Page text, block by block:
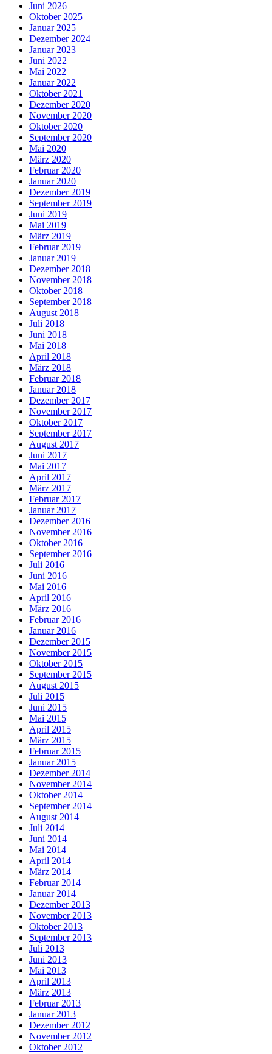
Juni 2026
Oktober 2025
Januar 2025
Dezember 2024
Januar 2023
Juni 2022
Mai 2022
Januar 2022
Oktober 2021
Dezember 2020
November 2020
Oktober 2020
September 2020
Mai 2020
März 2020
Februar 2020
Januar 2020
Dezember 2019
September 2019
Juni 2019
Mai 2019
März 2019
Februar 2019
Januar 2019
Dezember 2018
November 2018
Oktober 2018
September 2018
August 2018
Juli 2018
Juni 2018
Mai 2018
April 2018
März 2018
Februar 2018
Januar 2018
Dezember 2017
November 2017
Oktober 2017
September 2017
August 2017
Juni 2017
Mai 2017
April 2017
März 2017
Februar 2017
Januar 2017
Dezember 2016
November 2016
Oktober 2016
September 2016
Juli 2016
Juni 2016
Mai 2016
April 2016
März 2016
Februar 2016
Januar 2016
Dezember 2015
November 2015
Oktober 2015
September 2015
August 2015
Juli 2015
Juni 2015
Mai 2015
April 2015
März 2015
Februar 2015
Januar 2015
Dezember 2014
November 2014
Oktober 2014
September 2014
August 2014
Juli 2014
Juni 2014
Mai 2014
April 2014
März 2014
Februar 2014
Januar 2014
Dezember 2013
November 2013
Oktober 2013
September 2013
Juli 2013
Juni 2013
Mai 2013
April 2013
März 2013
Februar 2013
Januar 2013
Dezember 2012
November 2012
Oktober 2012